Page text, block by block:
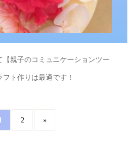
【親子のコミュニケーションツー
ト作りは最適です！
2 »